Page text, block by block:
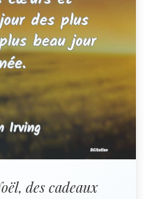
des cadeaux